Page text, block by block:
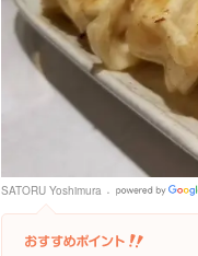
SATORU Yoshimura
Places